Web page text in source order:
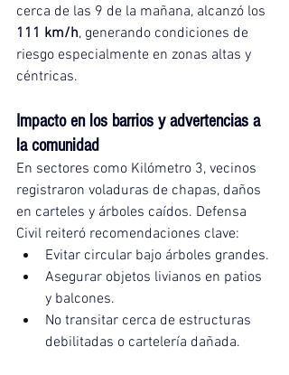
cerca de las 9 de la mañana, alcanzó los
111 km/h, generando condiciones de
riesgo especialmente en zonas altas y
céntricas.
Impacto en los barrios y advertencias a
la comunidad
En sectores como Kilómetro 3, vecinos
registraron voladuras de chapas, daños
en carteles y árboles caídos. Defensa
Civil reiteró recomendaciones clave:
Evitar circular bajo árboles grandes.
Asegurar objetos livianos en patios
y balcones.
No transitar cerca de estructuras
debilitadas o cartelería dañada.